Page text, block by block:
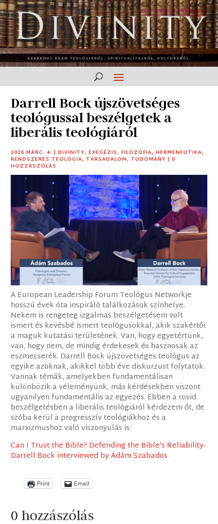
Darrell Bock újszövetséges
teológussal beszélgetek a
liberális teológiáról
2026 MÁRC. 4. |DIVINITY,EXEGÉZIS,FILOZÓFIA,HERMENEUTIKA,
RENDSZERES TEOLÓGIA, TÁRSADALOM, TUDOMÁNY |0
HOZZÁSZÓLÁS
A European Leadership Forum Teológus Networkje
hosszú évek óta inspiráló találkozások színhelye.
Nekem is rengeteg izgalmas beszélgetésem volt
ismert és kevésbé ismert teológusokkal, akik szakértői
a maguk kutatási területének. Van, hogy egyetértünk,
van, hogy nem, de mindig érdekesek és hasznosak az
eszmecserék. Darrell Bock újszövetséges teológus az
egyike azoknak, akikkel több éve diskurzust folytatok.
Vannak témák, amelyekben fundamentálisan
különbözik a véleményünk, más kérdésekben viszont
ugyanilyen fundamentális az egyezés. Ebben a rövid
beszélgetésben a liberális teológiáról kérdezem őt, de
szóba kerül a progresszív teológiákhoz és a
marxizmushoz való viszonyulás is:
Can I Trust the Bible? Defending the Bible’s Reliability-
Darrell Bock interviewed by Ádám Szabados
Print Email
0 hozzászólás